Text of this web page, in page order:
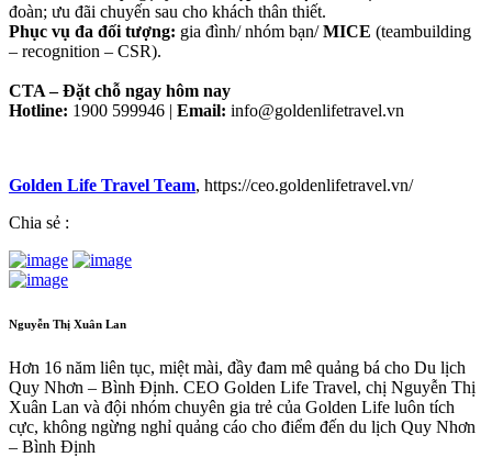
đoàn; ưu đãi chuyến sau cho khách thân thiết.
Phục vụ đa đối tượng: gia đình/ nhóm bạn/MICE (teambuilding
– recognition – CSR).
CTA – Đặt chỗ ngay hôm nay
Hotline: 1900 599946 | Email: info@goldenlifetravel.vn
Golden Life Travel Team, https://ceo.goldenlifetravel.vn/
Chia sẻ :
Nguyễn Thị Xuân Lan
Hơn 16 năm liên tục, miệt mài, đầy đam mê quảng bá cho Du lịch
Quy Nhơn – Bình Định. CEO Golden Life Travel, chị Nguyễn Thị
Xuân Lan và đội nhóm chuyên gia trẻ của Golden Life luôn tích
cực, không ngừng nghỉ quảng cáo cho điểm đến du lịch Quy Nhơn
– Bình Định